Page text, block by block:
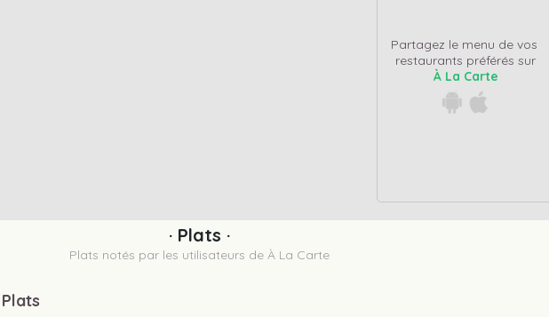
Partagez le menu de vos
restaurants préférés sur
À La Carte
· Plats ·
Plats notés par les utilisateurs de À La Carte